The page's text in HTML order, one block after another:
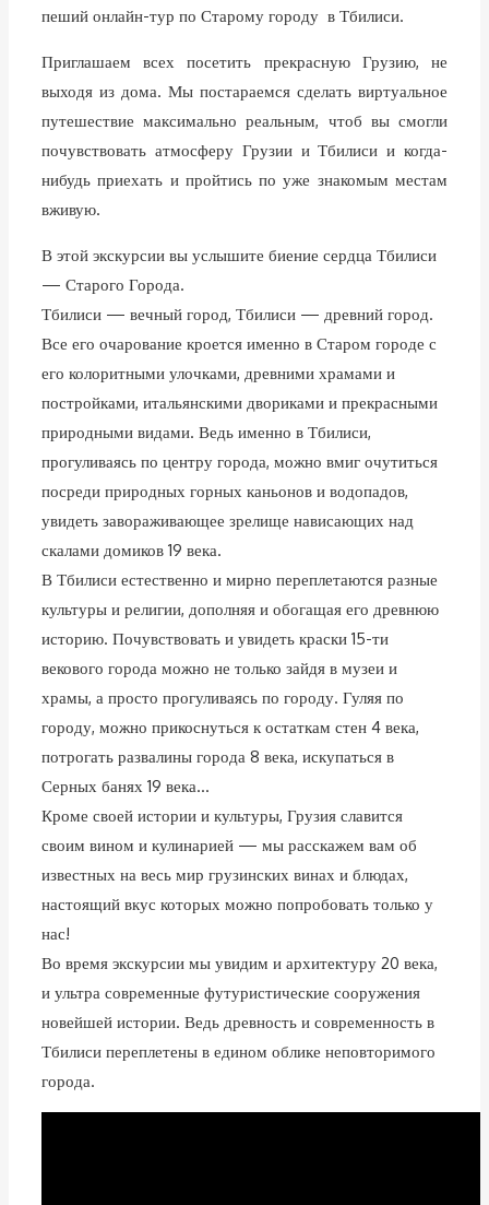
пеший онлайн-тур по Старому городу в Тбилиси.
Приглашаем всех посетить прекрасную Грузию, не
выходя из дома. Мы постараемся сделать виртуальное
путешествие максимально реальным, чтоб вы смогли
почувствовать атмосферу Грузии и Тбилиси и когда-
нибудь приехать и пройтись по уже знакомым местам
вживую.
В этой экскурсии вы услышите биение сердца Тбилиси
— Старого Города.
Тбилиси — вечный город, Тбилиси — древний город.
Все его очарование кроется именно в Старом городе с
его колоритными улочками, древними храмами и
постройками, итальянскими двориками и прекрасными
природными видами. Ведь именно в Тбилиси,
прогуливаясь по центру города, можно вмиг очутиться
посреди природных горных каньонов и водопадов,
увидеть завораживающее зрелище нависающих над
скалами домиков 19 века.
В Тбилиси естественно и мирно переплетаются разные
культуры и религии, дополняя и обогащая его древнюю
историю. Почувствовать и увидеть краски 15-ти
векового города можно не только зайдя в музеи и
храмы, а просто прогуливаясь по городу. Гуляя по
городу, можно прикоснуться к остаткам стен 4 века,
потрогать развалины города 8 века, искупаться в
Серных банях 19 века…
Кроме своей истории и культуры, Грузия славится
своим вином и кулинарией — мы расскажем вам об
известных на весь мир грузинских винах и блюдах,
настоящий вкус которых можно попробовать только у
нас!
Во время экскурсии мы увидим и архитектуру 20 века,
и ультра современные футуристические сооружения
новейшей истории. Ведь древность и современность в
Тбилиси переплетены в едином облике неповторимого
города.